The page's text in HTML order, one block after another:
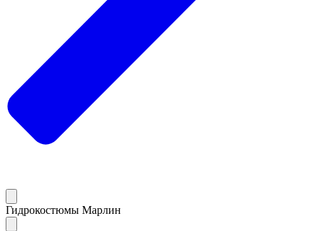
Гидрокостюмы Марлин